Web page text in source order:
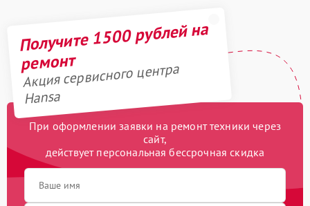
Получите 1500 рублей на
ремонт
Акция сервисного центра
Hansa
При оформлении заявки на ремонт техники через
сайт,
действует персональная бессрочная скидка